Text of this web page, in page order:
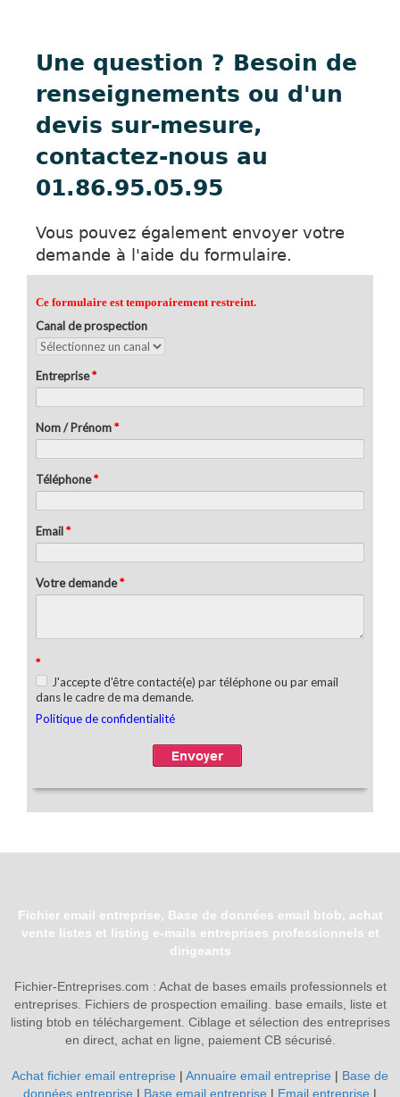
Une question ? Besoin de
renseignements ou d'un
devis sur-mesure,
contactez-nous au
01.86.95.05.95
Vous pouvez également envoyer votre
demande à l'aide du formulaire.
Fichier email entreprise, Base de données email btob, achat
vente listes et listing e-mails entreprises professionnels et
dirigeants
Fichier-Entreprises.com : Achat de bases emails professionnels et
entreprises. Fichiers de prospection emailing. base emails, liste et
listing btob en téléchargement. Ciblage et sélection des entreprises
en direct, achat en ligne, paiement CB sécurisé.
Achat fichier email entreprise | Annuaire email entreprise | Base de
données entreprise | Base email entreprise | Email entreprise |